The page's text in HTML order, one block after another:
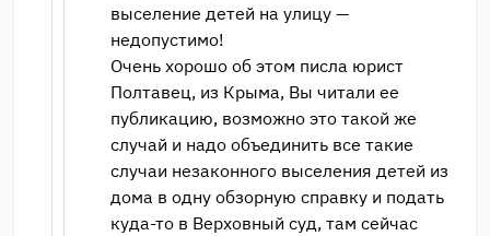
выселение детей на улицу —
недопустимо!
Очень хорошо об этом писла юрист
Полтавец, из Крыма, Вы читали ее
публикацию, возможно это такой же
случай и надо объединить все такие
случаи незаконного выселения детей из
дома в одну обзорную справку и подать
куда-то в Верховный суд, там сейчас